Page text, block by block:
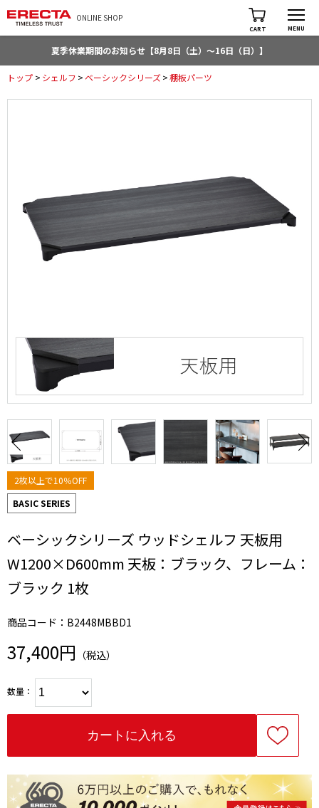
ONLINE SHOP
CART MENU
夏季休業期間のお知らせ【8月8日（土）～16日（日）】
トップ > シェルフ >ベーシックシリーズ>棚板パーツ
2枚以上で10％OFF
BASIC SERIES
ベーシックシリーズ ウッドシェルフ 天板用
W1200×D600mm 天板：ブラック、フレーム：
ブラック 1枚
商品コード：B2448MBBD1
37,400円 （税込）
数量：